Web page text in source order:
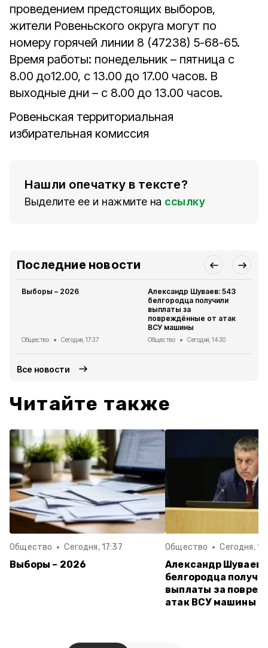
проведением предстоящих выборов,
жители Ровеньского округа могут по
номеру горячей линии 8 (47238) 5-68-65.
Время работы: понедельник – пятница с
8.00 до12.00, с 13.00 до 17.00 часов. В
выходные дни – с 8.00 до 13.00 часов.
Ровеньская территориальная
избирательная комиссия
Нашли опечатку в тексте?
Выделите ее и нажмите на ссылку
Последние новости
Выборы – 2026
Общество Сегодня, 17:37
Александр Шуваев: 543
белгородца получили
выплаты за
повреждённые от атак
ВСУ машины
Общество Сегодня, 14:30
Все новости
Читайте также
Общество Сегодня, 17:37
Выборы – 2026
Общество Сегодня,
Александр Шуваев:
белгородца
выплаты за
атак ВСУ машины